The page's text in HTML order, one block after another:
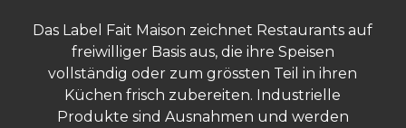
Das Label Fait Maison zeichnet Restaurants auf
freiwilliger Basis aus, die ihre Speisen
vollständig oder zum grössten Teil in ihren
Küchen frisch zubereiten. Industrielle
Produkte sind Ausnahmen und werden